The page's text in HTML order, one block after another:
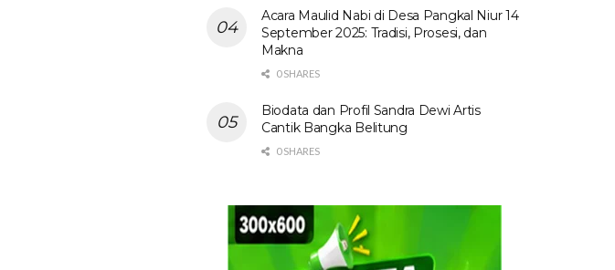
Acara Maulid Nabi di Desa Pangkal Niur 14
September 2025: Tradisi, Prosesi, dan
Makna
0 SHARES
Biodata dan Profil Sandra Dewi Artis
Cantik Bangka Belitung
0 SHARES